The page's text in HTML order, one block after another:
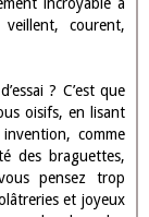
que Socrate
et à l’évaluer par
pelure l’oignon,
simple,
malheureux
; et toujours
toujours
boite, vous y
drogue : une